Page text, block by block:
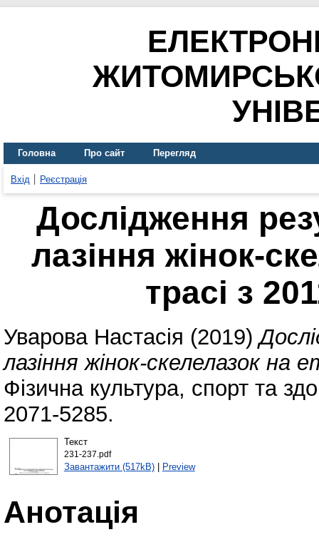
Головна Про сайт Перегляд
Вхід Реєстрація
Дослідження
лазіння жінок-
трасі з
Уварова Настасія (2019)
лазіння жінок-скелелазок на
Фізична культура, спорт та
2071-5285.
Текст
231-237.pdf
Завантажити (517kB)| Preview
Анотація